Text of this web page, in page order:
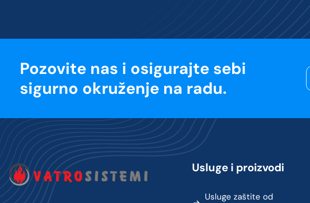
Pozovite nas i osigurajte sebi
sigurno okruženje na radu.
Usluge i proizvodi
Usluge zaštite od